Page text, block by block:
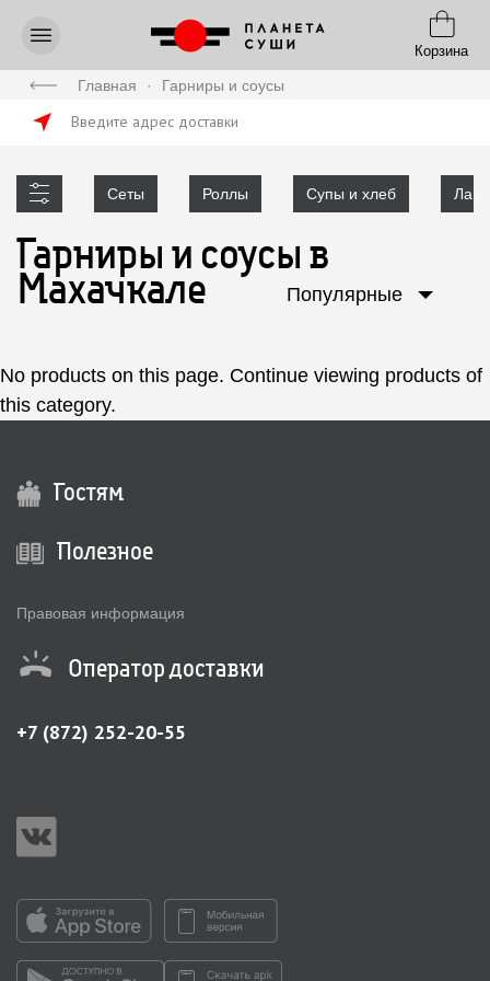
Корзина
Главная · Гарниры и соусы
Введите адрес доставки
Сеты Роллы Супы и хлеб
Популярные
Гарниры и соусы в
Махачкале
No products on this page. Continue viewing products of
this category.
Гостям
Полезное
Правовая информация
Оператор доставки
+7 (872) 252-20-55